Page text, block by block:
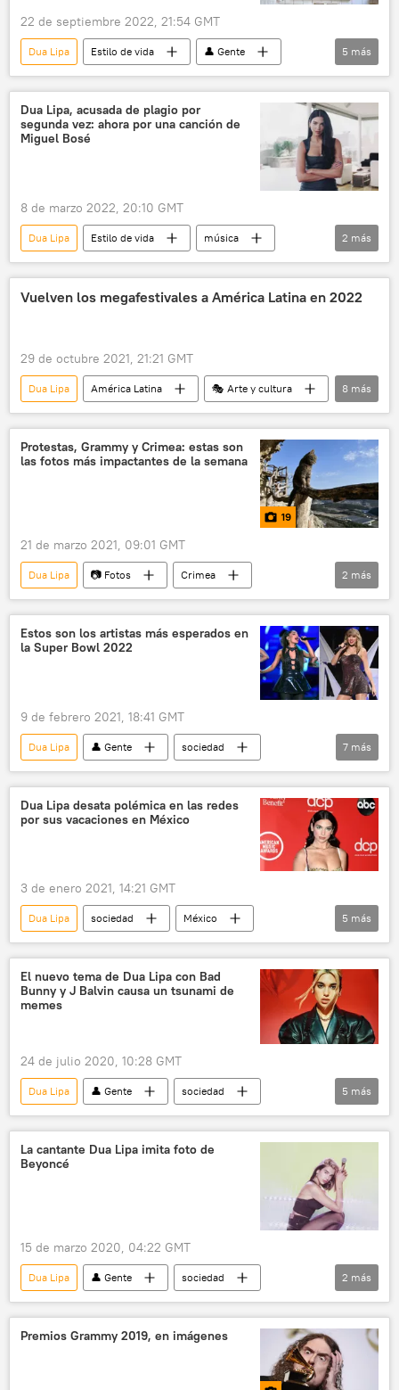
Palermo
Télam
22 de septiembre 2022, 21:54 GMT
Dua Lipa Estilo de vida
👤 Gente
música
🎭 Arte y cultura
Ciudad de México (CDMX)
terremoto
5 más
Dua Lipa, acusada de plagio por
segunda vez: ahora por una canción de
Miguel Bosé
8 de marzo 2022, 20:10 GMT
Dua Lipa Estilo de vida
música
🎭 Arte y cultura
👤 Gente
2 más
Vuelven los megafestivales a América Latina en 2022
29 de octubre 2021, 21:21 GMT
Dua Lipa América Latina
🎭 Arte y cultura
Brasil
Colombia
Argentina
Paraguay
música
Miley Cyrus
Foo Fighters
8 más
Protestas, Grammy y Crimea: estas son
las fotos más impactantes de la semana
19
21 de marzo 2021, 09:01 GMT
Dua Lipa 📷 Fotos
Crimea
Grammy
Máslenitsa
2 más
Estos son los artistas más esperados en
la Super Bowl 2022
9 de febrero 2021, 18:41 GMT
Dua Lipa 👤 Gente
sociedad
música
Taylor Swift
Ariana Grande
Blackpink
Miley Cyrus
noticias
7 más
Dua Lipa desata polémica en las redes
por sus vacaciones en México
3 de enero 2021, 14:21 GMT
Dua Lipa sociedad
México
COVID-19
coronavirus
pandemia de coronavirus
👤 Gente
noticias
5 más
El nuevo tema de Dua Lipa con Bad
Bunny y J Balvin causa un tsunami de
memes
24 de julio 2020, 10:28 GMT
Dua Lipa 👤 Gente
sociedad
Bad Bunny
J Balvin
canción
música
noticias
5 más
La cantante Dua Lipa imita foto de
Beyoncé
15 de marzo 2020, 04:22 GMT
Dua Lipa 👤 Gente
sociedad
Beyoncé
noticias
2 más
Premios Grammy 2019, en imágenes